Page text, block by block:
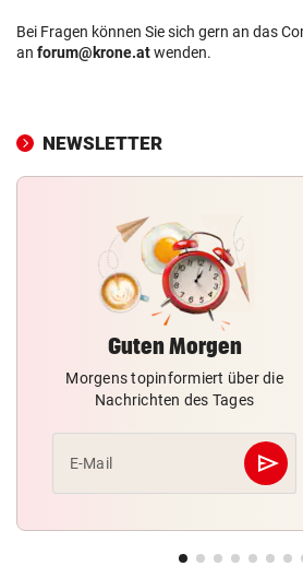
Bei Fragen können Sie sich gern an das
an forum@krone.atwenden.
NEWSLETTER
Guten Morgen
Morgens topinformiert über die
Nachrichten des Tages
E-Mail send